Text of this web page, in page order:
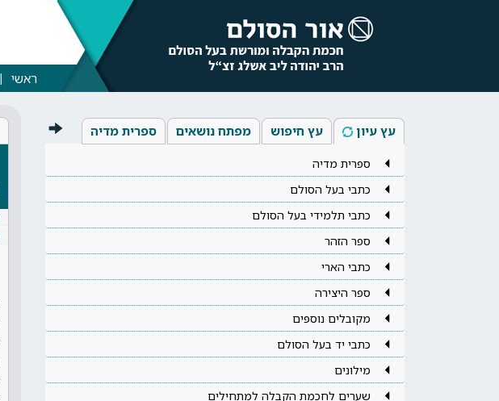
ראשי
עץ עיון עץ חיפוש מפתח נושאים ספרית מדיה
ספרית מדיה
כתבי בעל הסולם
כתבי תלמידי בעל הסולם
ספר הזהר
כתבי הארי
ספר היצירה
מקובלים נוספים
כתבי יד בעל הסולם
מילונים
שערים לחכמת הקבלה למתחילים